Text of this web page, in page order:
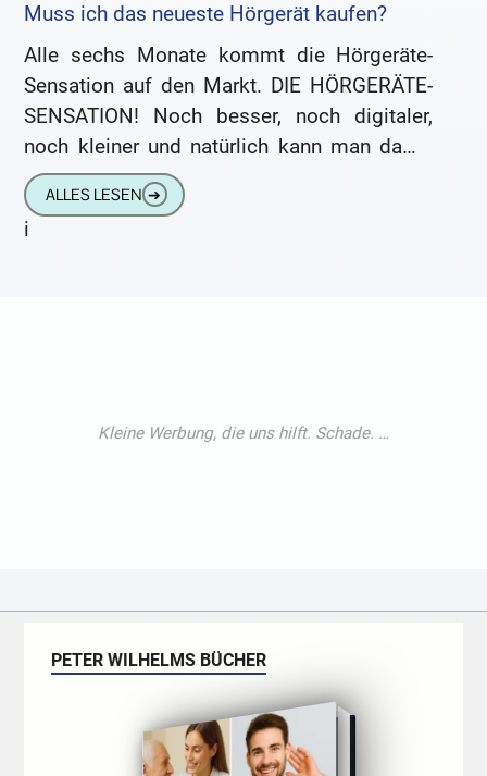
Muss ich das neueste Hörgerät kaufen?
Alle sechs Monate kommt die Hörgeräte-
Sensation auf den Markt. DIE HÖRGERÄTE-
SENSATION! Noch besser, noch digitaler,
noch kleiner und natürlich kann man damit
noch viel besser hören und verstehen als
jemals
ALLES LESEN ➔
i
PETER WILHELMS BÜCHER